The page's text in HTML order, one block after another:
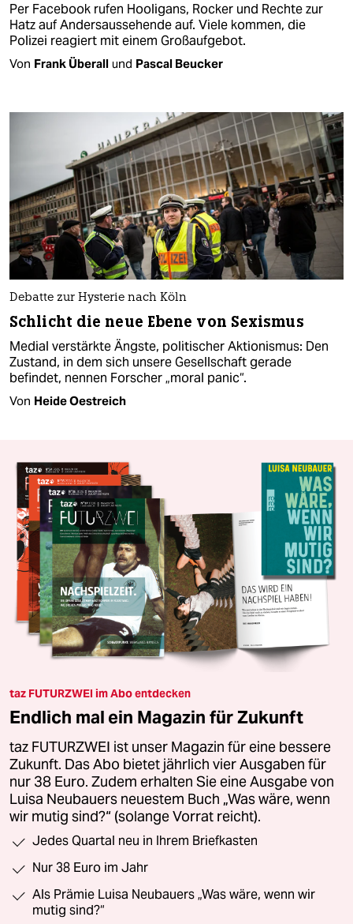
Per Facebook rufen Hooligans, Rocker und Rechte zur
Hatz auf Andersaussehende auf. Viele kommen, die
Polizei reagiert mit einem Großaufgebot.
Von Frank Überall und Pascal Beucker
Debatte zur Hysterie nach Köln
Schlicht die neue Ebene von Sexismus
Medial verstärkte Ängste, politischer Aktionismus: Den
Zustand, in dem sich unsere Gesellschaft gerade
befindet, nennen Forscher „moral panic“.
Von Heide Oestreich
taz FUTURZWEI im Abo entdecken
Endlich mal ein Magazin für Zukunft
taz FUTURZWEI ist unser Magazin für eine bessere
Zukunft. Das Abo bietet jährlich vier Ausgaben für
nur 38 Euro. Zudem erhalten Sie eine Ausgabe von
Luisa Neubauers neuestem Buch „Was wäre, wenn
wir mutig sind?“ (solange Vorrat reicht).
Jedes Quartal neu in Ihrem Briefkasten
Nur 38 Euro im Jahr
Als Prämie Luisa Neubauers „Was wäre, wenn wir
mutig sind?“